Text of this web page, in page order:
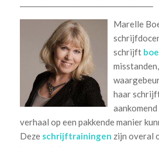
Marelle
schrijft
haar
verhaal op een pakkende manier
Deze schrijftrainingen zijn overal